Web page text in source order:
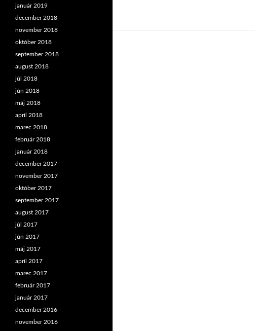
január 2019
december 2018
november 2018
október 2018
september 2018
august 2018
júl 2018
jún 2018
máj 2018
apríl 2018
marec 2018
február 2018
január 2018
december 2017
november 2017
október 2017
september 2017
august 2017
júl 2017
jún 2017
máj 2017
apríl 2017
marec 2017
február 2017
január 2017
december 2016
november 2016